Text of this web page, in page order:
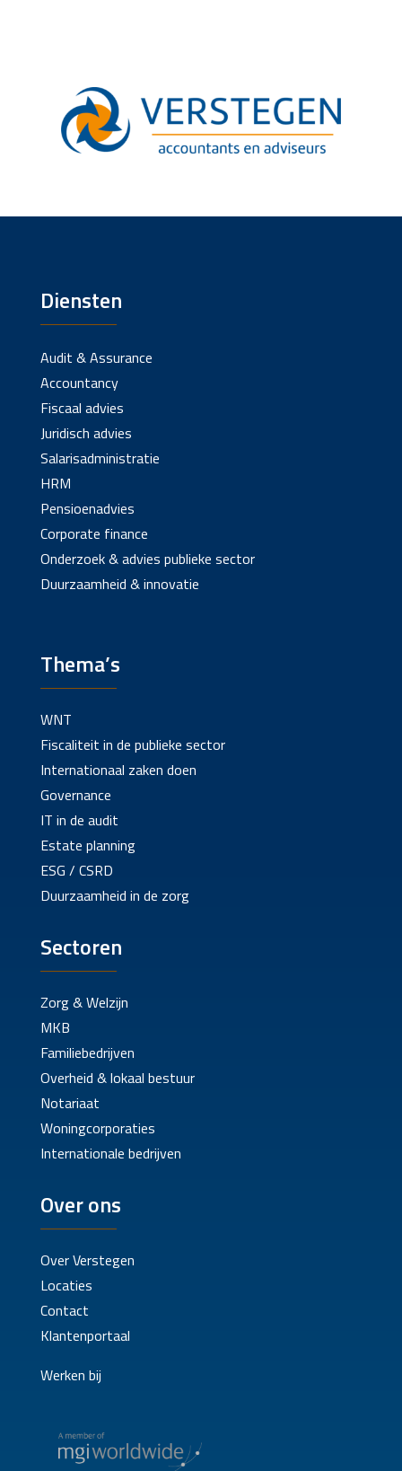
Diensten
Audit & Assurance
Accountancy
Fiscaal advies
Juridisch advies
Salarisadministratie
HRM
Pensioenadvies
Corporate finance
Onderzoek & advies publieke sector
Duurzaamheid & innovatie
Thema’s
WNT
Fiscaliteit in de publieke sector
Internationaal zaken doen
Governance
IT in de audit
Estate planning
ESG / CSRD
Duurzaamheid in de zorg
Sectoren
Zorg & Welzijn
MKB
Familiebedrijven
Overheid & lokaal bestuur
Notariaat
Woningcorporaties
Internationale bedrijven
Over ons
Over Verstegen
Locaties
Contact
Klantenportaal
Werken bij